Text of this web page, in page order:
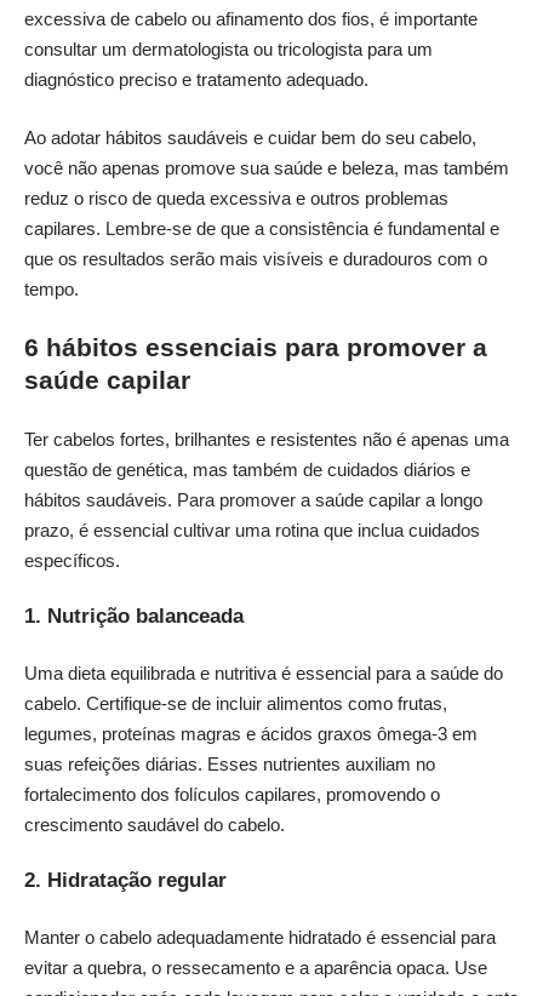
excessiva de cabelo ou afinamento dos fios, é importante
consultar um dermatologista ou tricologista para um
diagnóstico preciso e tratamento adequado.
Ao adotar hábitos saudáveis e cuidar bem do seu cabelo,
você não apenas promove sua saúde e beleza, mas também
reduz o risco de queda excessiva e outros problemas
capilares. Lembre-se de que a consistência é fundamental e
que os resultados serão mais visíveis e duradouros com o
tempo.
6 hábitos essenciais para promover a
saúde capilar
Ter cabelos fortes, brilhantes e resistentes não é apenas uma
questão de genética, mas também de cuidados diários e
hábitos saudáveis. Para promover a saúde capilar a longo
prazo, é essencial cultivar uma rotina que inclua cuidados
específicos.
1. Nutrição balanceada
Uma dieta equilibrada e nutritiva é essencial para a saúde do
cabelo. Certifique-se de incluir alimentos como frutas,
legumes, proteínas magras e ácidos graxos ômega-3 em
suas refeições diárias. Esses nutrientes auxiliam no
fortalecimento dos folículos capilares, promovendo o
crescimento saudável do cabelo.
2. Hidratação regular
Manter o cabelo adequadamente hidratado é essencial para
evitar a quebra, o ressecamento e a aparência opaca. Use